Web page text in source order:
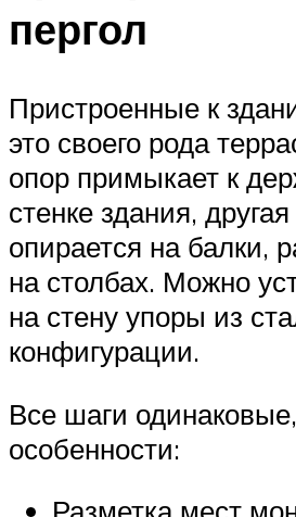
пергол
Пристроенные к
это своего рода
опор примыкает к
стенке здания,
опирается на балки,
на столбах. Можно
на стену упоры из
конфигурации.
Все шаги
особенности: